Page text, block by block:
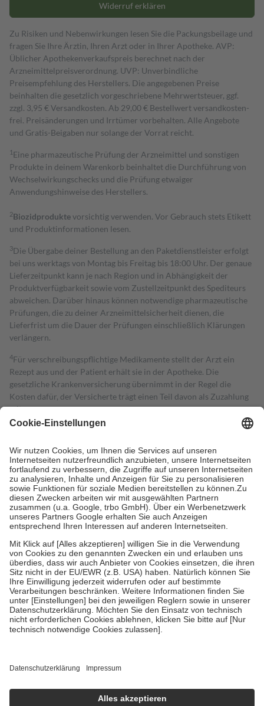
Widerruf erklären
Zu Risiken und Nebenwirkungen lesen Sie die Packungsbeilage und
fragen Sie Ihre Ärztin, Ihren Arzt oder in Ihrer Apotheke. AVP:
Üblicher Apothekenverkaufspreis berechnet nach der
Arzneimittelpreisverordnung. UVP: Unverbindliche
Preisempfehlung des Herstellers. Die angegebenen Preise
beinhalten die gesetzlich vorgeschriebene Mehrwertsteuer, ggf.
zzgl. 3,95 € Versandkosten. Ab 29,00 € Bestell­wert versand­kosten­
frei. Preisänderungen und Irrtümer vorbehalten. Alle Angebote
und Gratis-Beigaben nur solange der Vorrat reicht.
1 Eine pharmazeutische Prüfung der Arzneimittel und sonstigen
Produkte in deinem Warenkorb beinhaltet die Durchführung von
Wechselwirkungschecks und die Prüfung etwaiger
Anwendungshinweise des Herstellers.
2Biozidproduktevorsichtig verwenden. Vor Gebrauch stets Etikett
und Produktinformationen lesen.
3Die Übergabe deiner Bestellung an den Paketdienstleister erfolgt
bei uns werktags von Montag bis Freitag bis 18:00 Uhr. Der genaue
Lieferzeitpunkt kann je nach Region und in Abhängigkeit der
Produktverfügbarkeit sowie vom Zustellzeitpunkt des Spediteurs
abweichen. Darüber hinaus können notwendige pharmazeutische
Prüfungen, die zu deiner Arzneimittelsicherheit dienen, die
Lieferfrist um die Dauer der Prüfungen einschließlich Klärungen
verlängern.
4Für verschreibungspflichtige Medikamente stellt der Arzt ein
Rezept aus und der Patient erhält sie in der Apotheke. Die
gesetzliche Krankenversicherung übernimmt in der Regel die
Kosten dafür, der Versicherte trägt einen Teil davon als Zuzahlung
mit.
Grundsätzlich leisten Mitglieder Zuzahlungen in Höhe von zehn
höchstens zehn Euro.
Es sind jedoch nie mehr als die tatsächlichen
Kosten der Leistung zu entrichten.
Diese Regeln gelten grundsätzlich auch für Online-Apotheken.
Bei Heilmitteln und häuslicher Krankenpflege beträgt die
Zuzahlung zehn Prozent der Kosten sowie zehn Euro je
Verordnung.
Um das Engagement der Versicherten für ihre eigene Gesundheit zu
stärken und die besondere Stellung der Familie zu unterstützen,
fallenkeine Zuzahlungenan bei:
• Kindern und Jugendlichen bis zum vollendeten 18. Lebensjahr
mit Ausnahme der Fahrkosten
• Untersuchungen zur Vorsorge und Früherkennung, die von der
GKV getragen werden
• empfohlenen Schutzimpfungen
• Harn- und Blutteststreifen
getroffen, um sicherzustellen, dass es sich um echte Bewertungen
https://help.etrusted.com/hc/de/articles/4419944605341